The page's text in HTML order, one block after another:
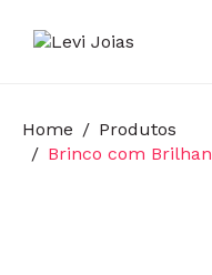
Home
Produtos
Brinco com